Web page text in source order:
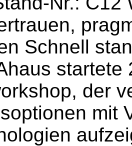
Schnell
startete
der
mit